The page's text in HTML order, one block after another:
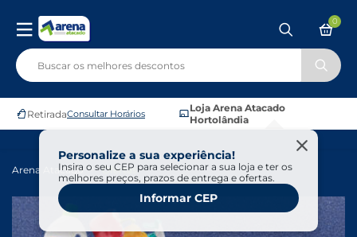
RetiradaConsultar Horários
Loja Arena Atacado
Hortolândia
Personalize a sua experiência!
Insira o seu CEP para selecionar a sua loja e ter os
melhores preços, prazos de entrega e ofertas.
Informar CEP
0
Arena Atacado Ofertas